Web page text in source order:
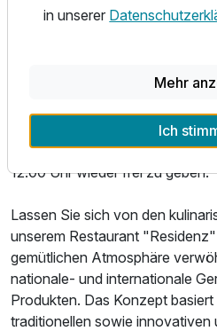
Nutzung im gesamten Hotel
Anreisetag ab 15.00 Uhr zur
bitten wir die Zimmer und
12.00 Uhr wieder frei zu geben.
Lassen Sie sich von den
unserem Restaurant
gemütlichen Atmosphäre
nationale- und internationale
Produkten. Das Konzept
traditionellen sowie innovativen
in unserer
Mehr
Ich